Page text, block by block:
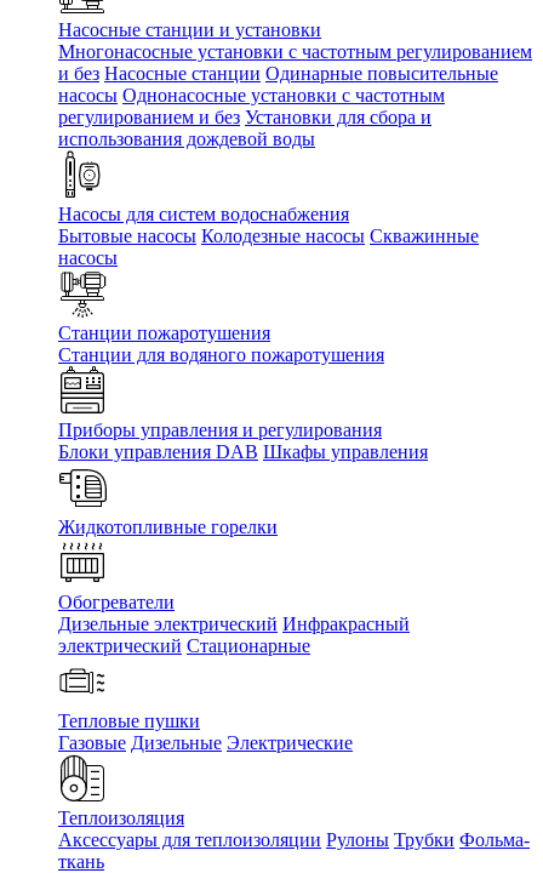
Насосные станции и установки
Многонасосные установки с частотным регулированием
и без Насосные станции Одинарные повысительные
насосы Однонасосные установки с частотным
регулированием и без Установки для сбора и
использования дождевой воды
Насосы для систем водоснабжения
Бытовые насосы Колодезные насосы Скважинные
насосы
Станции пожаротушения
Станции для водяного пожаротушения
Приборы управления и регулирования
Блоки управления DAB Шкафы управления
Жидкотопливные горелки
Обогреватели
Дизельные электрический Инфракрасный
электрический Стационарные
Тепловые пушки
Газовые Дизельные Электрические
Теплоизоляция
Аксессуары для теплоизоляции Рулоны Трубки Фольма-
ткань